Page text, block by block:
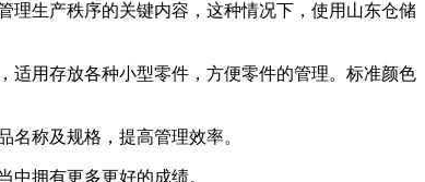
生产秩序的关键内容，这种情况下，使用山东仓储
适用存放各种小型零件，方便零件的管理。标准颜色
称及规格，提高管理效率。
拥有更多更好的成绩。